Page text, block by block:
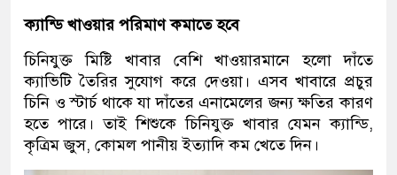
ক্যান্ডি খাওয়ার পরিমাণ কমাতে হবে
চিনিযুক্ত মিষ্টি খাবার বেশি খাওয়ারমানে হলো দাঁতে
ক্যাভিটি তৈরির সুযোগ করে দেওয়া। এসব খাবারে প্রচুর
চিনি ও স্টার্চ থাকে যা দাঁতের এনামেলের জন্য ক্ষতির কারণ
হতে পারে। তাই শিশুকে চিনিযুক্ত খাবার যেমন ক্যান্ডি,
কৃত্রিম জুস, কোমল পানীয় ইত্যাদি কম খেতে দিন।